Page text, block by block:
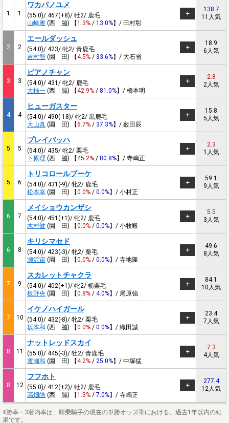
1 1
ワカバノユメ
(55.0)/ 467(+8)/ 牡2/ 鹿毛
山崎雅 (西 脇) 【1.3% / 13.0%】/ 田村彰
138.7
11人気
2 2
エールダッシュ
(54.0)/ 423/ 牝2/ 青鹿毛
吉村智 (園 田) 【4.5% / 33.6%】/ 大石省
18.9
6人気
3 3
ピアノチャン
(54.0)/ 431/ 牝2/ 鹿毛
大柿一 (西 脇) 【42.9% / 81.0%】/ 橋本明
2.8
2人気
4 4
ヒューガスター
(54.0)/ 490(-18)/ 牝2/ 黒鹿毛
大山真 (園 田) 【6.7% / 37.3%】/ 薮田辰
15.8
5人気
5 5
プレイバッハ
(54.0)/ 435/ 牝2/ 栗毛
下原理 (西 脇) 【45.2% / 80.8%】/ 寺嶋正
2.3
1人気
5 6
トリコロールブーケ
(54.0)/ 431(-9)/ 牝2/ 鹿毛
松本幸 (園 田) 【0.0% / 0.0%】/ 小村正
59.1
9人気
6 7
メイショウカンザシ
(54.0)/ 451(+1)/ 牝2/ 鹿毛
木村健 (園 田) 【0.0% / 0.0%】/ 小牧毅
5.5
3人気
6 8
キリシマセド
(54.0)/ 423(-3)/ 牝2/ 栗毛
瀬沢宙 (園 田) 【0.0% / 0.0%】/ 寺地隆
49.6
8人気
7 9
スカレットチャクラ
(54.0)/ 402(+1)/ 牝2/ 栃栗毛
板野央 (園 田) 【0.8% / 4.0%】/ 尾原強
84.1
10人気
7 10
イケノハイガール
(54.0)/ 432(-8)/ 牝2/ 栗毛
坂本和 (西 脇) 【0.0% / 0.0%】/ 織田誠
23.4
7人気
8 11
ナットレッドスカイ
(55.0)/ 445(-3)/ 牡2/ 青鹿毛
渡瀬和 (園 田) 【4.2% / 25.0%】/ 中塚猛
7.3
4人気
8 12
フフホト
(55.0)/ 412(+2)/ 牡2/ 鹿毛
高畑皓 (西 脇) 【1.3% / 7.0%】/ 寺嶋正
277.4
12人気
※勝率・3着内率は、騎乗騎手の現在の単勝オッズ帯における、過去1年以内の結
果です。